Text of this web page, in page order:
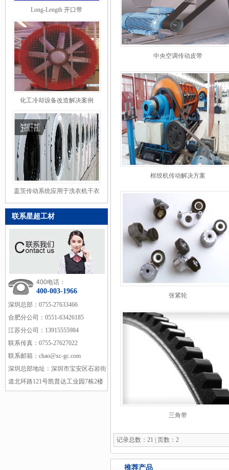
Long-Length 开口带
化工冷却设备改造解决案例
盖茨传动系统应用于洗衣机干衣
机领域
联系星超工材
400电话：
400-003-1966
深圳总部： 0755-27633466
合肥分公司： 0551-63426185
江苏分公司： 13915555984
联系传真： 0755-27627022
联系邮箱： chao@xc-gc.com
深圳总部地址： 深圳市宝安区石岩街
道北环路121号凯普达工业园7栋2楼
中央空调传动皮带
框绞机传动解决方案
张紧轮
三角带
记录总数：21 | 页数：2
推荐产品